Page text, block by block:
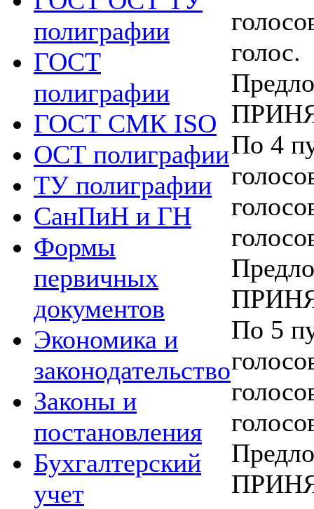
полиграфии
ГОСТ
полиграфии
ГОСТ СМК ISO
ОСТ полиграфии
ТУ полиграфии
СанПиН и ГН
Формы
первичных
документов
Экономика и
законодательство
Законы и
постановления
Бухгалтерский
учет
голос.
По 4
По 5